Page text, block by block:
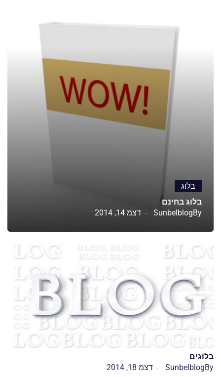
בלוג
בלוג בחינם
By
Sunbelblog דצמ 14, 2014
בלוגים
By
Sunbelblog דצמ 18, 2014